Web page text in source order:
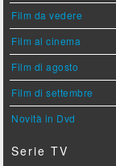
Film da vedere
Film al cinema
Film di agosto
Film di settembre
Novità in Dvd
Serie TV